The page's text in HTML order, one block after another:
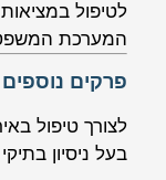
לטיפול
המערכת
פרקים
לצורך טיפול
בעל ניסיון